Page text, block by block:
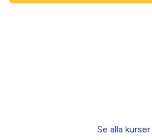
Se alla kurser